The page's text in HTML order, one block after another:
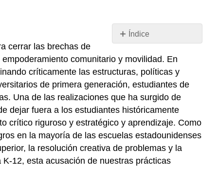
Índice
de
la
enseñanza
culturalmente
receptiva
Estrategias
para
trabajar
hacia
la
equidad
cerrar las brechas de
comunitario y movilidad. En
críticamente las estructuras, políticas y
de primera generación, estudiantes de
Una de las realizaciones que ha surgido de
dejar fuera a los estudiantes históricamente
crítico riguroso y estratégico y aprendizaje. Como
en la mayoría de las escuelas estadounidenses
la resolución creativa de problemas y la
12, esta acusación de nuestras prácticas